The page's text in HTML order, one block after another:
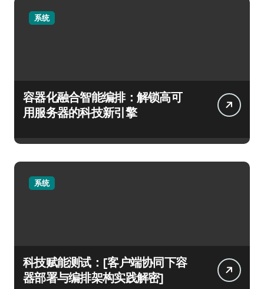
系统
容器化融合智能编排：解锁高可
用服务器的科技新引擎
系统
科技赋能测试：[客户端协同下容
器部署与编排架构实践解密]